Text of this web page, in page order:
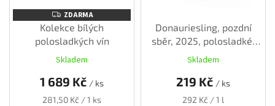
ZDARMA
ZDARMA
Kolekce bílých
polosladkých vín
Skladem
1 689 Kč / ks
Měrná
281,50 Kč / 1 ks
Donauriesling, pozdní
sběr, 2025, polosladké,
0,75 l
Skladem
219 Kč / ks
Měrná
292 Kč / 1 l